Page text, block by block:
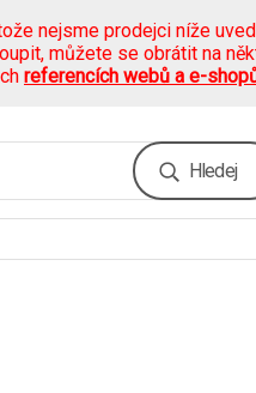
nejsme prodejci níže
můžete se obrátit na
referencích webů a e-
Hledej